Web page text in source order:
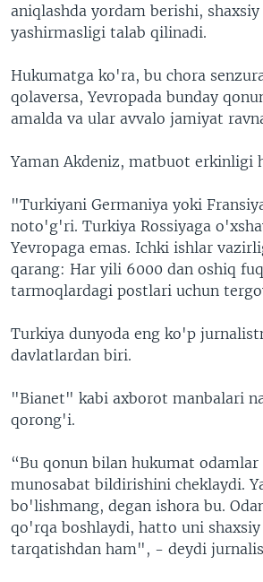
aniqlashda yordam berishi,
yashirmasligi talab qilinadi.
Hukumatga ko'ra, bu chora
qolaversa, Yevropada bunday
amalda va ular avvalo jamiyat
Yaman Akdeniz, matbuot erkinligi
"Turkiyani Germaniya yoki
noto'g'ri. Turkiya Rossiyaga
Yevropaga emas. Ichki ishlar
qarang: Har yili 6000 dan oshiq
tarmoqlardagi postlari uchun
Turkiya dunyoda eng ko'p
davlatlardan biri.
"Bianet" kabi axborot manbalari
qorong'i.
“Bu qonun bilan hukumat
munosabat bildirishini cheklaydi.
bo'lishmang, degan ishora bu.
qo'rqa boshlaydi, hatto uni
tarqatishdan ham", - deydi